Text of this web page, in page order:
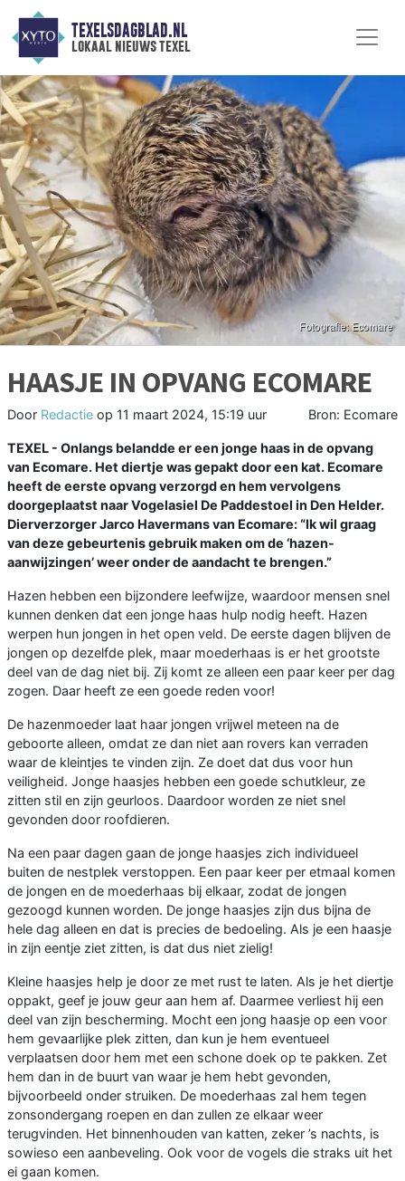
TEXELSDAGBLAD.NL
lokaal nieuws texel
HAASJE IN OPVANG ECOMARE
Door Redactie op 11 maart 2024, 15:19 uur Bron: Ecomare
TEXEL - Onlangs belandde er een jonge haas in de opvang
van Ecomare. Het diertje was gepakt door een kat. Ecomare
heeft de eerste opvang verzorgd en hem vervolgens
doorgeplaatst naar Vogelasiel De Paddestoel in Den Helder.
Dierverzorger Jarco Havermans van Ecomare: “Ik wil graag
van deze gebeurtenis gebruik maken om de ‘hazen-
aanwijzingen’ weer onder de aandacht te brengen.”
Hazen hebben een bijzondere leefwijze, waardoor mensen snel
kunnen denken dat een jonge haas hulp nodig heeft. Hazen
werpen hun jongen in het open veld. De eerste dagen blijven de
jongen op dezelfde plek, maar moederhaas is er het grootste
deel van de dag niet bij. Zij komt ze alleen een paar keer per dag
zogen. Daar heeft ze een goede reden voor!
De hazenmoeder laat haar jongen vrijwel meteen na de
geboorte alleen, omdat ze dan niet aan rovers kan verraden
waar de kleintjes te vinden zijn. Ze doet dat dus voor hun
veiligheid. Jonge haasjes hebben een goede schutkleur, ze
zitten stil en zijn geurloos. Daardoor worden ze niet snel
gevonden door roofdieren.
Na een paar dagen gaan de jonge haasjes zich individueel
buiten de nestplek verstoppen. Een paar keer per etmaal komen
de jongen en de moederhaas bij elkaar, zodat de jongen
gezoogd kunnen worden. De jonge haasjes zijn dus bijna de
hele dag alleen en dat is precies de bedoeling. Als je een haasje
in zijn eentje ziet zitten, is dat dus niet zielig!
Kleine haasjes help je door ze met rust te laten. Als je het diertje
oppakt, geef je jouw geur aan hem af. Daarmee verliest hij een
deel van zijn bescherming. Mocht een jong haasje op een voor
hem gevaarlijke plek zitten, dan kun je hem eventueel
verplaatsen door hem met een schone doek op te pakken. Zet
hem dan in de buurt van waar je hem hebt gevonden,
bijvoorbeeld onder struiken. De moederhaas zal hem tegen
zonsondergang roepen en dan zullen ze elkaar weer
terugvinden. Het binnenhouden van katten, zeker ’s nachts, is
sowieso een aanbeveling. Ook voor de vogels die straks uit het
ei gaan komen.